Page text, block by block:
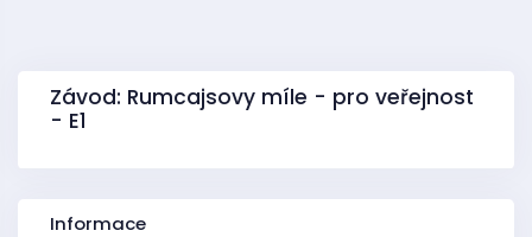
Závod: Rumcajsovy míle - pro veřejnost
- E1
Informace